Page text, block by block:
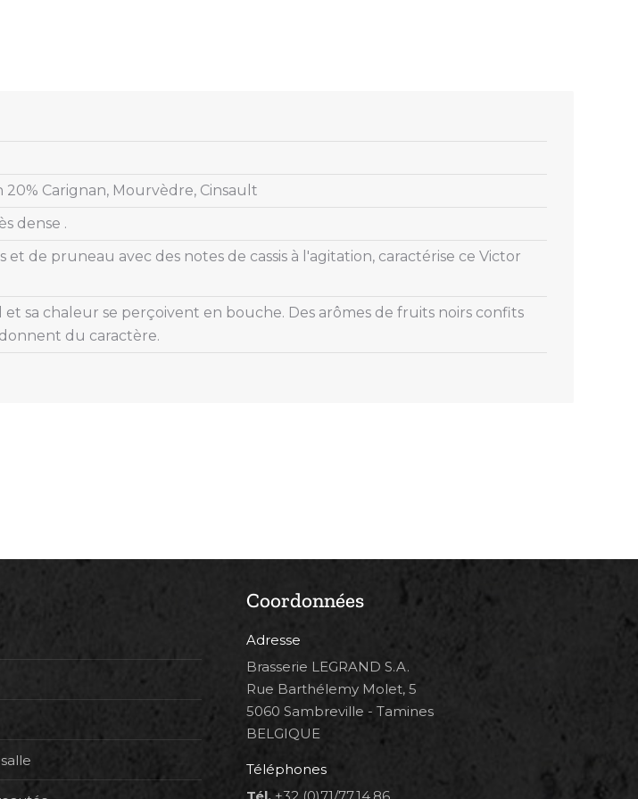
20% Carignan, Mourvèdre, Cinsault
dense .
de pruneau avec des notes de cassis à l'agitation, caractérise ce Victor
sa chaleur se perçoivent en bouche. Des arômes de fruits noirs confits
du caractère.
Coordonnées
Adresse
Brasserie LEGRAND S.A.
Rue Barthélemy Molet, 5
5060 Sambreville - Tamines
BELGIQUE
Téléphones
Tél. +32 (0)71/77.14.86